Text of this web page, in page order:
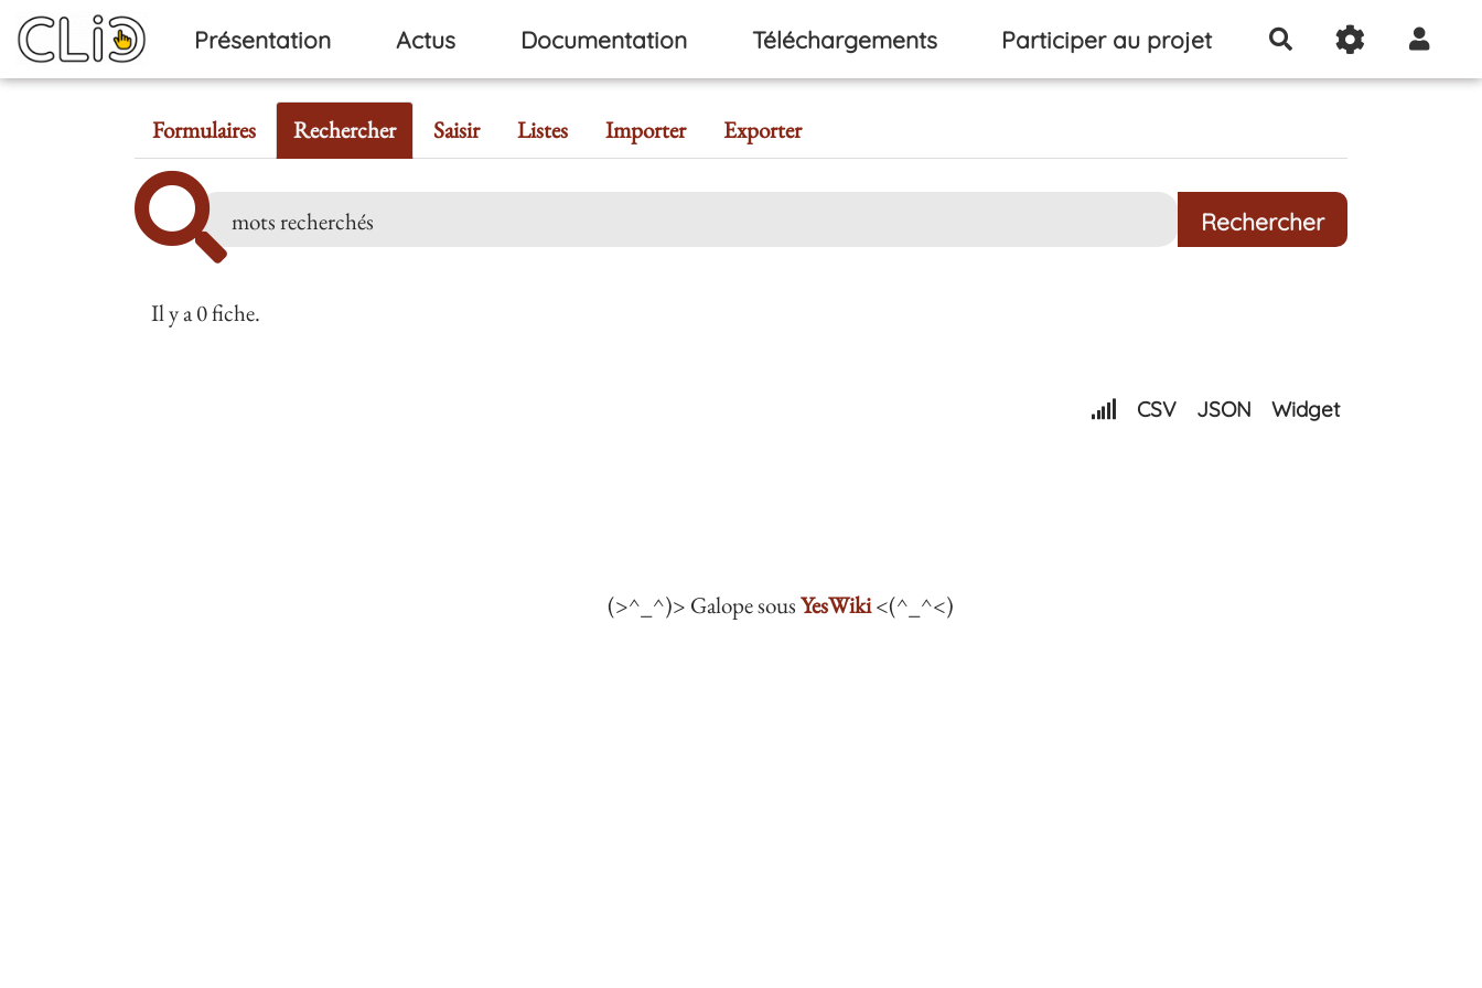
Aller au contenu principal
Présentation Actus Documentation Téléchargements Participer au projet Rechercher
Formulaires Rechercher Saisir Listes Importer Exporter
Il y a 0 fiche.
CSV JSON Widget
(>^_^)> Galope sousYesWiki<(^_^<)